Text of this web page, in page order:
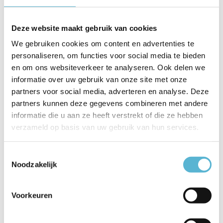
Deze website maakt gebruik van cookies
We gebruiken cookies om content en advertenties te
personaliseren, om functies voor social media te bieden
en om ons websiteverkeer te analyseren. Ook delen we
informatie over uw gebruik van onze site met onze
partners voor social media, adverteren en analyse. Deze
partners kunnen deze gegevens combineren met andere
informatie die u aan ze heeft verstrekt of die ze hebben
verzameld op basis van uw gebruik van hun services.
Noodzakelijk
Voorkeuren
Vergelijk
Op voorraad
Levertijd: 1-2 werkdagen
€68,95
Vergelijk
Op voorraad
Op werkdagen voor 17.00 uur
besteld, morgen in huis
€34,50
sale 30%
Plafondlamp Deco